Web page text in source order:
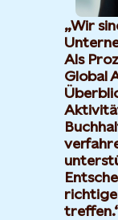
Wir
Als
Global
treffen.